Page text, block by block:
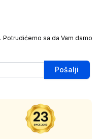
sa da Vam damo
Pošalji